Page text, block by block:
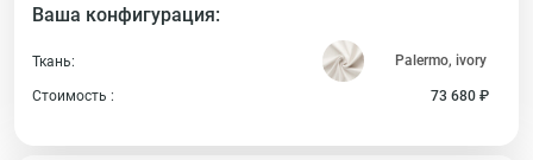
Ваша конфигурация:
Ткань:
Стоимость : 73 680 ₽